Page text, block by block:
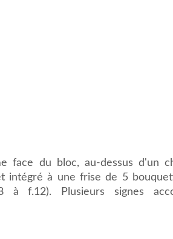
face du bloc, au-dessus d'un
intégré à une frise de 5
à f.12). Plusieurs signes